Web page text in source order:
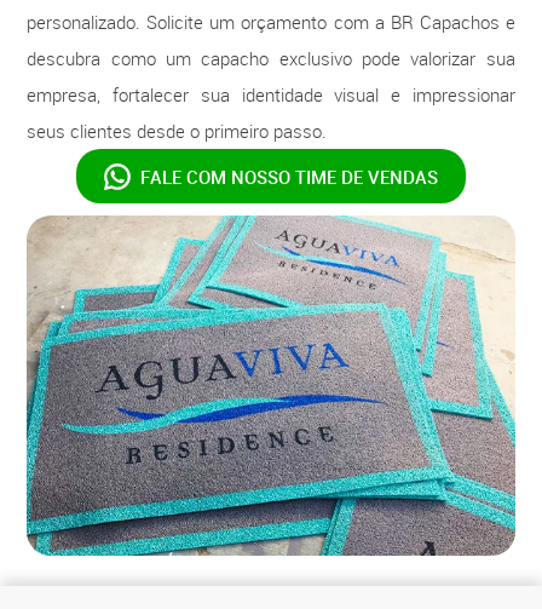
personalizado. Solicite um orçamento com a BR Capachos e
descubra como um capacho exclusivo pode valorizar sua
empresa, fortalecer sua identidade visual e impressionar
seus clientes desde o primeiro passo.
FALE COM NOSSO TIME DE VENDAS